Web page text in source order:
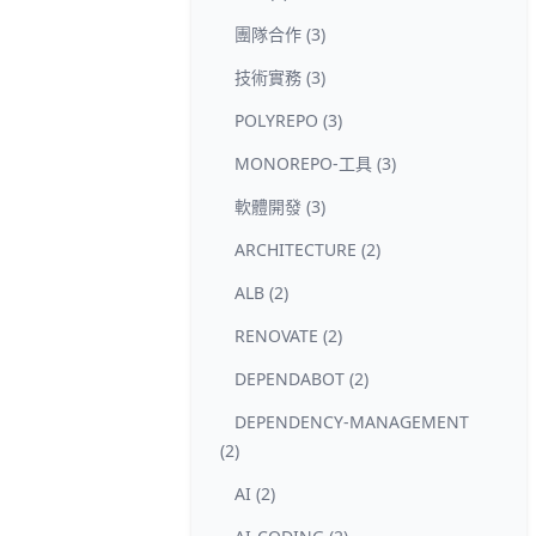
團隊合作 (3)
技術實務 (3)
POLYREPO (3)
MONOREPO-工具 (3)
軟體開發 (3)
ARCHITECTURE (2)
ALB (2)
RENOVATE (2)
DEPENDABOT (2)
DEPENDENCY-MANAGEMENT
(2)
AI (2)